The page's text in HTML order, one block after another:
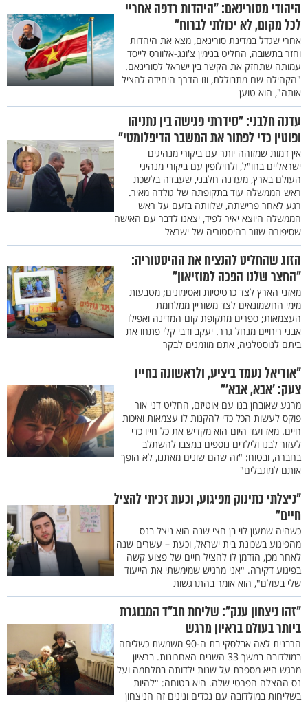
היהודי מסורינאם: "היהדות רדפה אחריי
לכל מקום, לא יכולתי לברוח"
אחרי שגדל במדינת סורינאם, מצא את היהדות
וחזר בתשובה, החליט בנימין צ'ונג-אלוורס לייסד
עמותה שתחזק את הקשר בין ישראל לסורינאם.
"הקהילה שם מתבוללת, וזו הדרך היחידה להציל
אותה", הוא טוען
עדנה חלבני: "סידרתי פגישה בין נתניהו
ופוטין כדי לפתור את המשבר הדיפלומטי"
אין דמות שמזוהה יותר עם ביקורי מנהיגים
ישראליים בחו"ל, ולחילופין עם ביקורי מנהיגי
העולם בארץ, מעדנה חלבני, שעבדה בלשכת
ראש הממשלה עוד בתקופתה של גולדה מאיר.
רגע לאחר פרישתה, שלוותה בזעם על ראש
הממשלה היוצא יאיר לפיד, יצאנו לדבר עם האישה
שסיפורה שזור בהיסטוריה של ישראל
הזוג שהחליט להנציח את ההיסטוריה:
"החצר שלנו הפכה למוזיאון"
מאזני הארץ לצד כרטיסיות ואסימונים; מטבעות
מימי החשמונאים לצד משוריין ממלחמת
העצמאות; ספרים מתקופת קום המדינה ואפילו
אבני ריחיים מנחל גרר. יעקב ודבי קלי פתחו את
ביתם לנוסטלגיה, אתם מוזמנים לבקר
"אוריאל נעמד ביציע, ולראשונה בחייו
צעק: ’אבא, אבא’"
מרגע שאובחן בנו עם אוטיזם, החליט דני אור
פוקס לעשות הכל כדי להקנות לו עצמאות ואיכות
חיים. מאז ועד היום הוא מקדיש את כל חייו כדי
לעזור לבנו ולילדים נוספים במצבו להשתלב
בחברה, ובטוח: "זה שהם שונים מאתנו, לא הופך
אותם למוגבלים"
"ניצלתי כתינוק מפיגוע, וכעת זכיתי להציל
חיים"
כשהיה שמעון לוי בן חצי שנה הוא ניצל בנס
מהפיגוע בשכונת בית ישראל, וכעת – עשרים שנה
לאחר מכן, הזדמן לו להציל חיים של פצוע קשה
בפיגוע דקירה. "אני מרגיש שמימשתי את הייעוד
שלי בעולם", הוא אומר בהתרגשות
"זהו ניצחון ענק": שליחת חב"ד המבוגרת
ביותר בעולם בראיון מרגש
הרבנית לאה אבלסקי בת ה-90 משמשת כשליחה
במולדובה במשך 33 השנים האחרונות. בראיון
מרגש היא מספרת על שנות ילדותה במלחמה ועל
נס ההצלה הפרטי שלה. היא בטוחה: "להיות
בשליחות במולדובה עם נכדים ונינים זה הניצחון